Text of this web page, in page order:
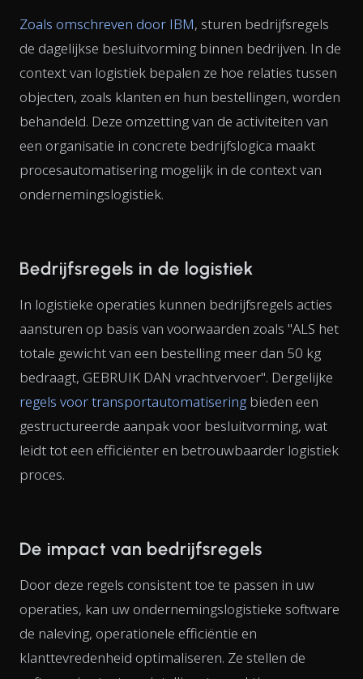
Zoals omschreven door IBM, sturen bedrijfsregels
de dagelijkse besluitvorming binnen bedrijven. In de
context van logistiek bepalen ze hoe relaties tussen
objecten, zoals klanten en hun bestellingen, worden
behandeld. Deze omzetting van de activiteiten van
een organisatie in concrete bedrijfslogica maakt
procesautomatisering mogelijk in de context van
ondernemingslogistiek.
Bedrijfsregels in de logistiek
In logistieke operaties kunnen bedrijfsregels acties
aansturen op basis van voorwaarden zoals "ALS het
totale gewicht van een bestelling meer dan 50 kg
bedraagt, GEBRUIK DAN vrachtvervoer". Dergelijke
regels voor transportautomatisering bieden een
gestructureerde aanpak voor besluitvorming, wat
leidt tot een efficiënter en betrouwbaarder logistiek
proces.
De impact van bedrijfsregels
Door deze regels consistent toe te passen in uw
operaties, kan uw ondernemingslogistieke software
de naleving, operationele efficiëntie en
klanttevredenheid optimaliseren. Ze stellen de